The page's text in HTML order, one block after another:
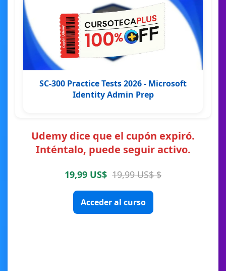
SC-300 Practice Tests 2026 - Microsoft
Identity Admin Prep
Udemy dice que el cupón expiró.
Inténtalo, puede seguir activo.
19,99 US$ 19,99 US$ $
Acceder al curso